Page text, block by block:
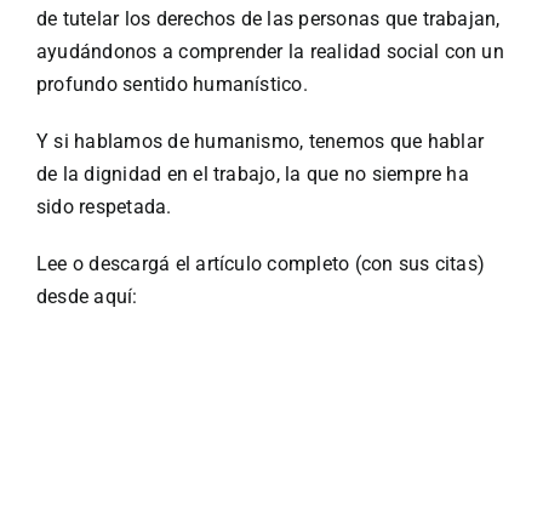
de tutelar los derechos de las personas que trabajan,
ayudándonos a comprender la realidad social con un
profundo sentido humanístico.
Y si hablamos de humanismo, tenemos que hablar
de la dignidad en el trabajo, la que no siempre ha
sido respetada.
Lee o descargá el artículo completo (con sus citas)
desde aquí: